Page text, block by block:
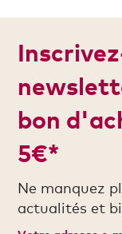
bon
5€*
Ne manquez
actualités et